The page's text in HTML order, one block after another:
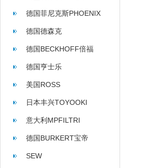
德国菲尼克斯PHOENIX
德国德森克
德国BECKHOFF倍福
德国亨士乐
HENGSTLER
美国ROSS
日本丰兴TOYOOKI
意大利MPFILTRI
德国BURKERT宝帝
SEW